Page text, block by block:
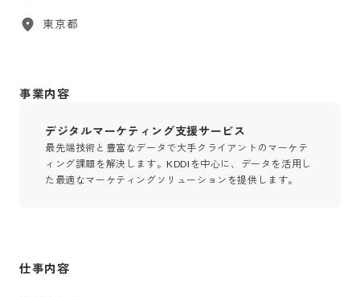
東京都
事業内容
デジタルマーケティング支援サービス
最先端技術と豊富なデータで大手クライアントのマーケテ
ィング課題を解決します。KDDIを中心に、データを活用し
た最適なマーケティングソリューションを提供します。
仕事内容